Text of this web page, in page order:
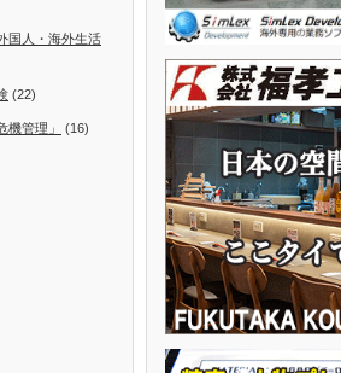
国人・海外生活
(22)
機管理」 (16)